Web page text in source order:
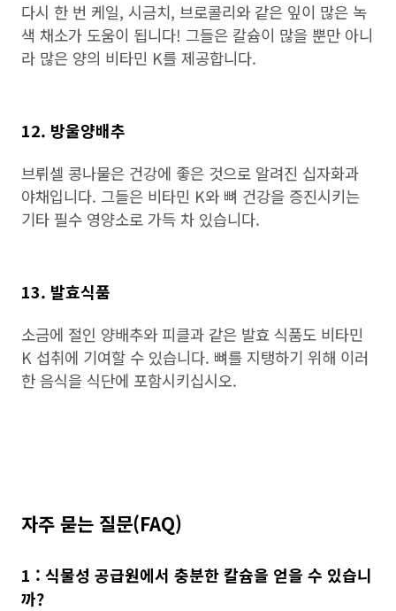
다시 한 번 케일, 시금치, 브로콜리와 같은 잎이 많은 녹
색 채소가 도움이 됩니다! 그들은 칼슘이 많을 뿐만 아니
라 많은 양의 비타민 K를 제공합니다.
12. 방울양배추
브뤼셀 콩나물은 건강에 좋은 것으로 알려진 십자화과
야채입니다. 그들은 비타민 K와 뼈 건강을 증진시키는
기타 필수 영양소로 가득 차 있습니다.
13. 발효식품
소금에 절인 양배추와 피클과 같은 발효 식품도 비타민
K 섭취에 기여할 수 있습니다. 뼈를 지탱하기 위해 이러
한 음식을 식단에 포함시키십시오.
자주 묻는 질문(FAQ)
1 : 식물성 공급원에서 충분한 칼슘을 얻을 수 있습니
까?